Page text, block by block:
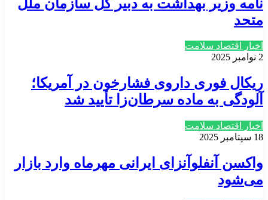
نامه وزیر بهداشت به دبیر کل سازمان ملل
متحد
اخبار اقتصاد سلامت
2 نوامبر 2025
ریکال فوری داروی فشارخون در آمریکا؛
آلودگی به ماده سرطان‌زا تأیید شد
اخبار اقتصاد سلامت
18 سپتامبر 2025
واکسن آنفلوآنزای ایرانی مهرماه وارد بازار
می‌شود